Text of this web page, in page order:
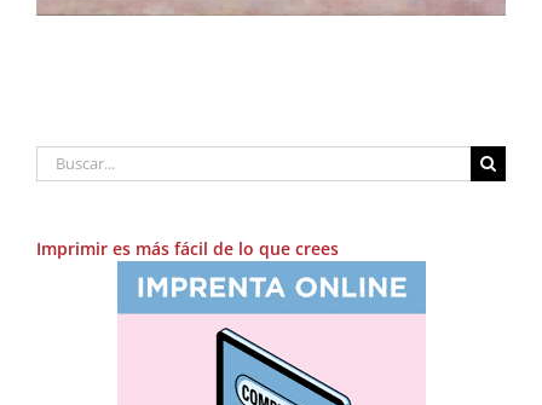
Buscar:
Imprimir es más fácil de lo que crees